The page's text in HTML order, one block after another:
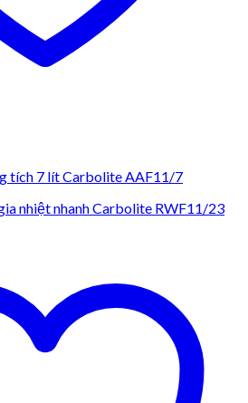
tích 7 lít Carbolite AAF11/7